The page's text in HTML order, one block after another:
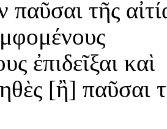
τῆς
ἐπιδεῖξαι καὶ
[ἢ] παῦσαι